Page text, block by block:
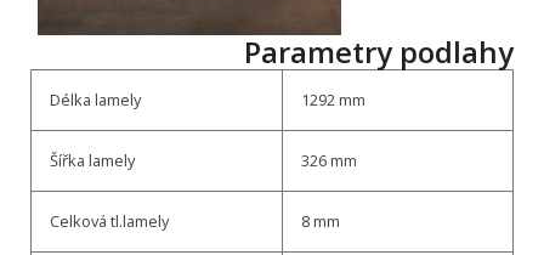
Parametry podlahy
Délka lamely 1292 mm
Šířka lamely 326 mm
Celková tl.lamely 8 mm